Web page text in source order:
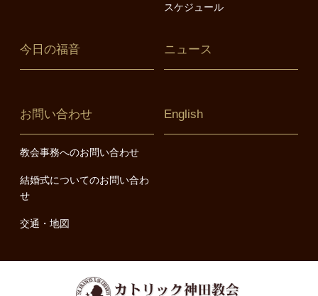
スケジュール
今日の福音 ニュース
お問い合わせ
教会事務へのお問い合わせ
結婚式についてのお問い合わ
せ
交通・地図
English